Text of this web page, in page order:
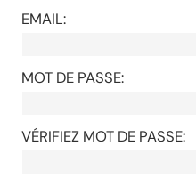
EMAIL:
MOT DE PASSE:
VÉRIFIEZ MOT DE PASSE: